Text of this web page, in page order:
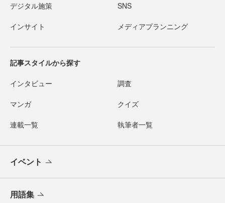
デジタル施策 SNS
インサイト メディアプランニング
記事スタイルから探す
インタビュー 調査
マンガ クイズ
連載一覧 執筆者一覧
イベント
用語集